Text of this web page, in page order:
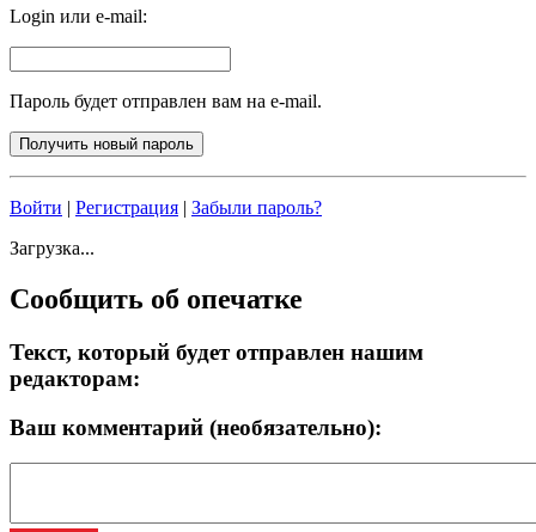
Login или e-mail:
Пароль будет отправлен вам на e-mail.
Войти | Регистрация | Забыли пароль?
Загрузка...
Сообщить об опечатке
Текст, который будет отправлен нашим
редакторам:
Ваш комментарий (необязательно):